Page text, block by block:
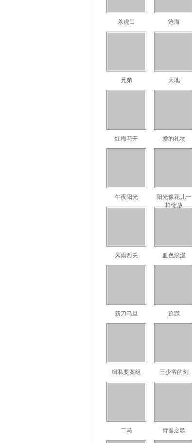
杀虎口 沧海
兄弟 大地
红梅花开 爱的礼物
午夜阳光
阳光像花儿一
样绽放
风雨西关 血色浪漫
新刀马旦 追踪
缉私要案组 三少爷的剑
二马 青春之歌